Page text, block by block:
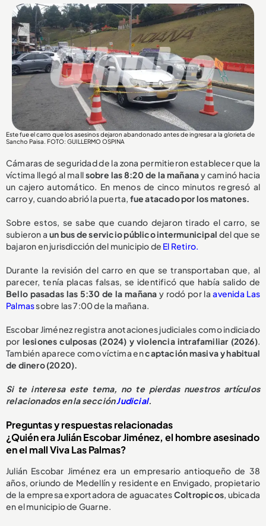
Este fue el carro que los asesinos dejaron abandonado antes de ingresar a la glorieta de
Sancho Paisa. FOTO: GUILLERMO OSPINA
Cámaras de seguridad de la zona permitieron establecer que la
víctima llegó al mallsobre las 8:20 de la mañanay caminó hacia
un cajero automático. En menos de cinco minutos regresó al
carro y, cuando abrió la puerta, fue atacado por los matones.
Sobre estos, se sabe que cuando dejaron tirado el carro, se
subieron a un bus de servicio público intermunicipal del que se
bajaron en jurisdicción del municipio de El Retiro.
Durante la revisión del carro en que se transportaban que, al
parecer, tenía placas falsas, se identificó que había salido de
Bello pasadas las 5:30 de la mañana y rodó por la avenida Las
Palmassobre las 7:00 de la mañana.
Escobar Jiménez registra anotaciones judiciales como indiciado
por lesiones culposas (2024) y violencia intrafamiliar (2026).
También aparece como víctima encaptación masiva y habitual
de dinero (2020).
Si te interesa este tema, no te pierdas nuestros artículos
relacionados en la secciónJudicial.
Preguntas y respuestas relacionadas
¿Quién era Julián Escobar Jiménez, el hombre asesinado
en el mall Viva Las Palmas?
Julián Escobar Jiménez era un empresario antioqueño de 38
años, oriundo de Medellín y residente en Envigado, propietario
de la empresa exportadora de aguacatesColtropicos, ubicada
en el municipio de Guarne.